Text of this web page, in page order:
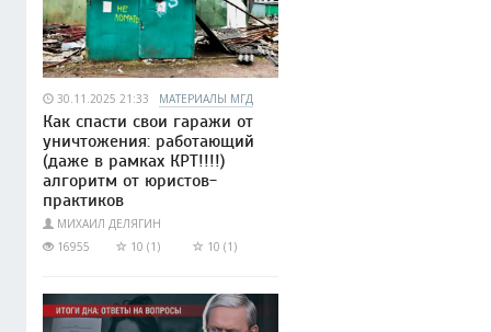
30.11.2025 21:33 МАТЕРИАЛЫ МГД
Как спасти свои гаражи от
уничтожения: работающий
(даже в рамках КРТ!!!!)
алгоритм от юристов-
практиков
МИХАИЛ ДЕЛЯГИН
16955
10 (1) 10 (1)